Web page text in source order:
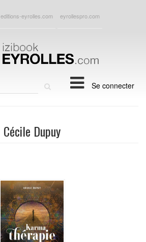
editions-eyrolles.com eyrollespro.com
Se connecter
Cécile Dupuy